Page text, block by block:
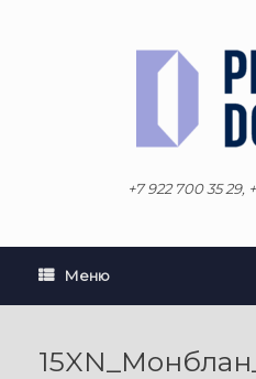
+7 922 700 35 29,
Меню